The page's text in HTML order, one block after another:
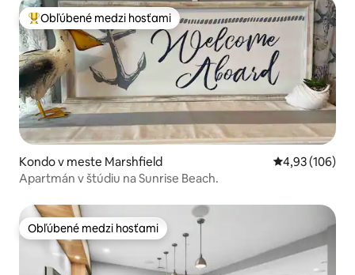
Najobľúbenejšie medzi hosťami
Obľúbené medzi hosťami
Kondo v meste Marshfield Priemerné
4,93 (106)
Apartmán v štúdiu na Sunrise Beach.
Obľúbené medzi hosťami
Obľúbené medzi hosťami